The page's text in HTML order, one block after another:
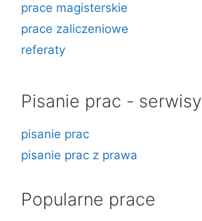
prace magisterskie
prace zaliczeniowe
referaty
Pisanie prac - serwisy
pisanie prac
pisanie prac z prawa
Popularne prace